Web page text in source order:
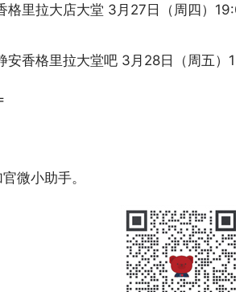
格里拉大店大堂 3月27日（周四）
安香格里拉大堂吧 3月28日（周五）
微小助手。